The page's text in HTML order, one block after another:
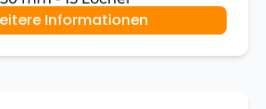
Informationen